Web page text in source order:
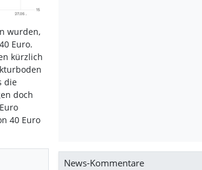
wurden,
Euro.
kürzlich
die
doch
40 Euro
News-Kommentare